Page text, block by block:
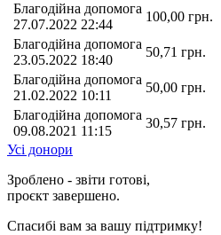
Благодійна допомога
27.07.2022 22:44
100,00 грн.
Благодійна допомога
23.05.2022 18:40
50,71 грн.
Благодійна допомога
21.02.2022 10:11
50,00 грн.
Благодійна допомога
09.08.2021 11:15
30,57 грн.
Усі донори
Зроблено - звіти готові,
проєкт завершено.
Спасибі вам за вашу підтримку!